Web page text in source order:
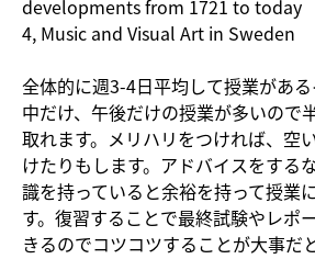
developments from 1721 to
4, Music and Visual Art in Sweden
全体的に週3-4日平均して授業があ
中だけ、午後だけの授業が多いので
取れます。メリハリをつければ、空
けたりもします。アドバイスをする
識を持っていると余裕を持って授業
す。復習することで最終試験やレポ
きるのでコツコツすることが大事だ